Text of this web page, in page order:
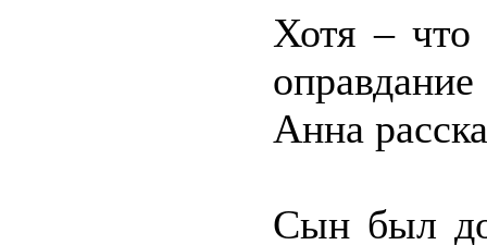
Хотя –
Анна
Сын был